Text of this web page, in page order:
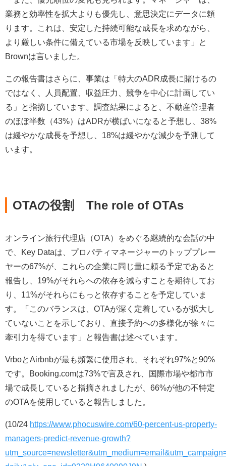
業務と効率性を拡大よりも優先し、意思決定にデータに頼
ります。これは、安定した持続可能な成長を求めながら、
より厳しい条件に備えている市場を反映しています」と
Brownは言いました。
この報告書はさらに、事業は「特大のADR成長に賭けるの
ではなく、人員配置、収益圧力、競争を中心に計画してい
る」と指摘しています。調査結果によると、不動産管理者
のほぼ半数（43%）はADRが横ばいになると予想し、38%
は緩やかな成長を予想し、18%は緩やかな減少を予測して
います。
OTAの役割 The role of OTAs
オンライン旅行代理店（OTA）をめぐる継続的な会話の中
で、Key Dataは、プロパティマネージャーのトッププレー
ヤーの67%が、これらの企業に同じ量に頼る予定であると
報告し、19%がそれらへの依存を減らすことを期待してお
り、11%がそれらにもっと依存することを予定していま
す。「このバランスは、OTAが深く定着しているが拡大し
ていないことを示しており、直接予約への多様化が徐々に
牽引力を得ています」と報告書は述べています。
VrboとAirbnbが最も頻繁に使用され、それぞれ97%と90%
です。Booking.comは73%で言及され、国際市場や都市市
場で成長していると指摘されましたが、66%が他の不特定
のOTAを使用していると報告しました。
(10/24 https://www.phocuswire.com/60-percent-us-property-
managers-predict-revenue-growth?